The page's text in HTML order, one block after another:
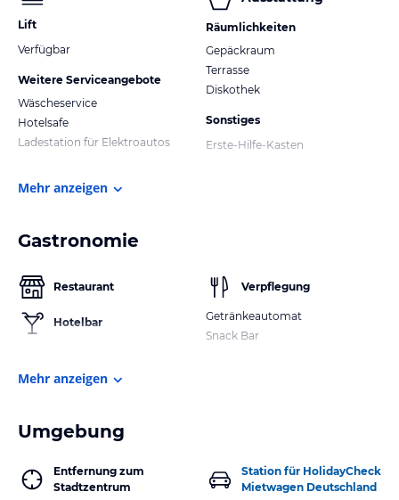
Lift
Verfügbar
Weitere Serviceangebote
Wäscheservice
Hotelsafe
Ladestation für Elektroautos
Räumlichkeiten
Gepäckraum
Terrasse
Diskothek
Sonstiges
Erste-Hilfe-Kasten
Mehr anzeigen
Gastronomie
Restaurant
Hotelbar
Verpflegung
Getränkeautomat
Snack Bar
Mehr anzeigen
Umgebung
Entfernung zum
Stadtzentrum
Station für HolidayCheck
Mietwagen Deutschland